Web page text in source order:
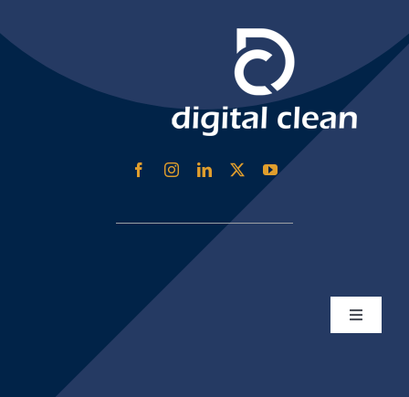
نبذة عن ديجيتال كلين
حلول الأعمال الرقمية للفروع المتعددة
حلول مغاسل السجاد والموكيت
برنامج كاشير للمغاسل
تطبيقات دليفري
Toggle
الشروط والأحكام